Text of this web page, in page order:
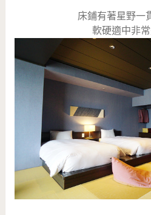
床鋪有著星野一
軟硬適中非常